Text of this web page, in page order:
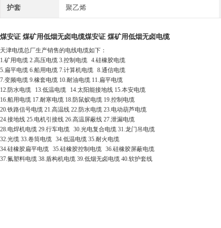
护套 聚乙烯
煤安证 煤矿用低烟无卤电缆煤安证 煤矿用低烟无卤电缆
天津电缆总厂生产销售的电线电缆如下：
1.矿用电缆 2.高压电缆 3.控制电缆 4.硅橡胶电缆
5.扁平电缆 6.船用电缆 7.计算机电缆 8.通信电缆
7.变频电缆 9.橡套电缆 10.耐油电缆 11.扁平电缆
12.防水电缆 13.低温电缆 14.太阳能接地线 15.本安电缆
16.船用电缆 17.耐寒电缆 18.防鼠蚁电缆 19.控制电缆
20.铁路信号电缆 21.高温线 22.防水电缆 23.电动葫芦电缆
24.接地线 25.电机引接线 26.高温屏蔽线 27.泄漏电缆
28.电焊机电缆 29.行车电缆 30.光电复合电缆 31.龙门吊电缆
32.光缆 33.卷筒电缆 34.低温电缆 35.耐火电缆
34.硅橡胶扁平电缆 35.硅橡胶控制电缆 36.硅橡胶屏蔽电缆
37.氟塑料电缆 38.盾构机电缆 39.低烟无卤电缆 40.软护套线